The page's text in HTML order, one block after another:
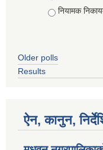
नियामक
Older polls
Results
ऐन, कानुन,